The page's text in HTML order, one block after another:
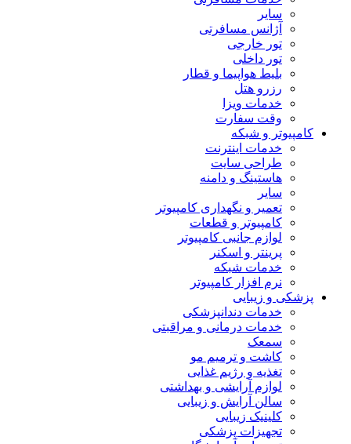
سایر
آژانس مسافرتی
تور خارجی
تور داخلی
بلیط هواپیما و قطار
رزرو هتل
خدمات ویزا
وقت سفارت
کامپیوتر و شبکه
خدمات اینترنت
طراحی سایت
هاستینگ و دامنه
سایر
تعمیر و نگهداری کامپیوتر
کامپیوتر و قطعات
لوازم جانبی کامپیوتر
پرینتر و اسکنر
خدمات شبکه
نرم افزار کامپیوتر
پزشکی و زیبایی
خدمات دندانپزشکی
خدمات درمانی و مراقبتی
سمعک
کاشت و ترمیم مو
تغذیه و رژیم غذایی
لوازم آرایشی و بهداشتی
سالن آرایش و زیبایی
کلینیک زیبایی
تجهیزات پزشکی